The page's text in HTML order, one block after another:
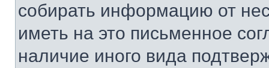
собирать информацию от
иметь на это письменное
наличие иного вида